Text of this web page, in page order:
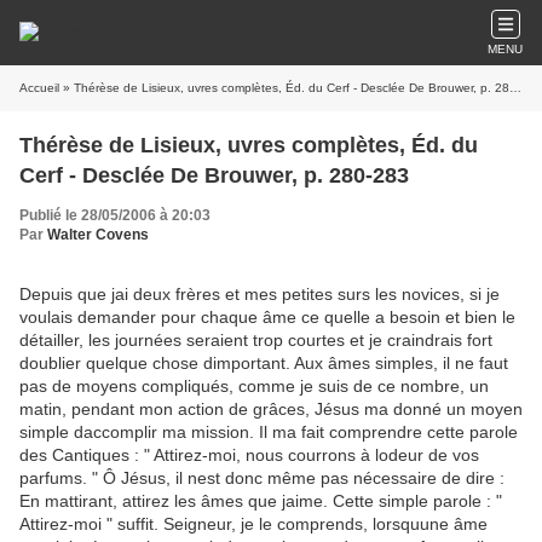
MENU
Accueil » Thérèse de Lisieux, uvres complètes, Éd. du Cerf - Desclée De Brouwer, p. 280-283
Thérèse de Lisieux, uvres complètes, Éd. du
Cerf - Desclée De Brouwer, p. 280-283
Publié le 28/05/2006 à 20:03
Par Walter Covens
Depuis que jai deux frères et mes petites surs les novices, si je
voulais demander pour chaque âme ce quelle a besoin et bien le
détailler, les journées seraient trop courtes et je craindrais fort
doublier quelque chose dimportant. Aux âmes simples, il ne faut
pas de moyens compliqués, comme je suis de ce nombre, un
matin, pendant mon action de grâces, Jésus ma donné un moyen
simple daccomplir ma mission. Il ma fait comprendre cette parole
des Cantiques : " Attirez-moi, nous courrons à lodeur de vos
parfums. " Ô Jésus, il nest donc même pas nécessaire de dire :
En mattirant, attirez les âmes que jaime. Cette simple parole : "
Attirez-moi " suffit. Seigneur, je le comprends, lorsquune âme